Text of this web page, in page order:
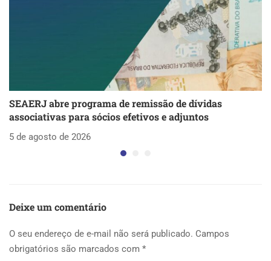
SEAERJ abre programa de remissão de dívidas
associativas para sócios efetivos e adjuntos
5 de agosto de 2026
Deixe um comentário
O seu endereço de e-mail não será publicado. Campos
obrigatórios são marcados com *